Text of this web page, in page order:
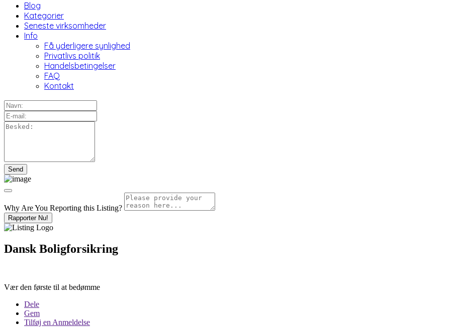
Blog
Kategorier
Seneste virksomheder
Info
Få yderligere synlighed
Privatlivs politik
Handelsbetingelser
FAQ
Kontakt
Why Are You Reporting this Listing?
Rapporter Nu!
Dansk Boligforsikring
Vær den første til at bedømme
Dele
Gem
Tilføj en Anmeldelse